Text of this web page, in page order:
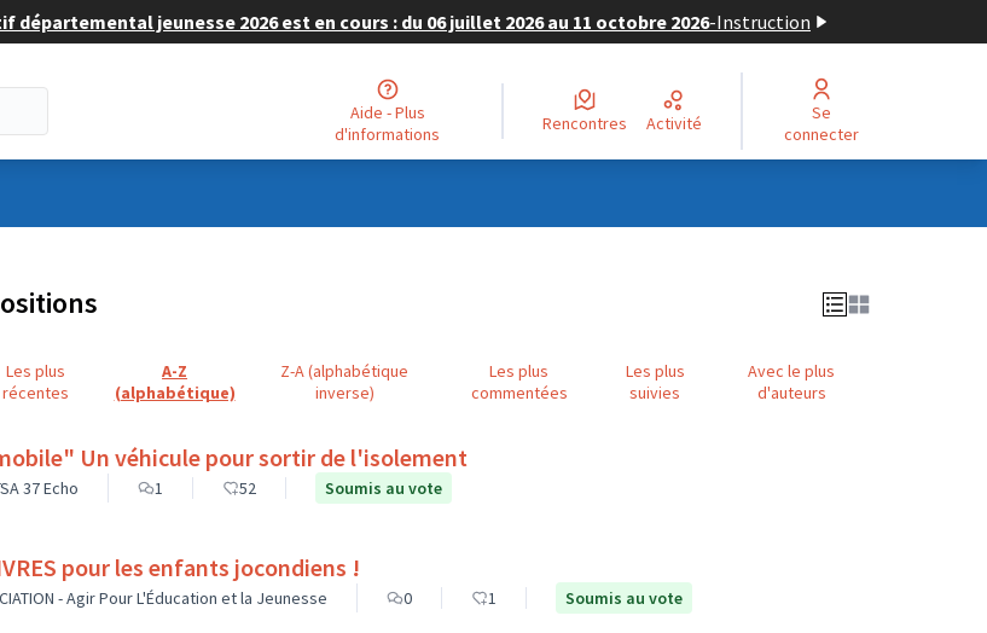
jeunesse 2026 est en cours : du 06 juillet 2026 au 11 octobre 2026-Instruction
Aide - Plus
d'informations
Rencontres Activité
Se
connecter
Les plus
récentes
A-Z
(alphabétique)
Z-A (alphabétique
inverse)
Les plus
commentées
Les plus
suivies
Avec le plus
d'auteurs
Un véhicule pour sortir de l'isolement
37 Echo 1 52 Soumis au vote
pour les enfants jocondiens !
- Agir Pour L'Éducation et la Jeunesse 0 1 Soumis au vote